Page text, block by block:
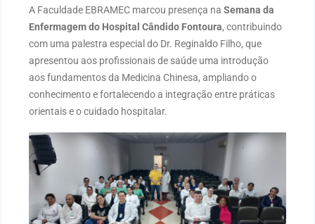
A Faculdade EBRAMEC marcou presença na Semana da
Enfermagem do Hospital Cândido Fontoura, contribuindo
com uma palestra especial do Dr. Reginaldo Filho, que
apresentou aos profissionais de saúde uma introdução
aos fundamentos da Medicina Chinesa, ampliando o
conhecimento e fortalecendo a integração entre práticas
orientais e o cuidado hospitalar.